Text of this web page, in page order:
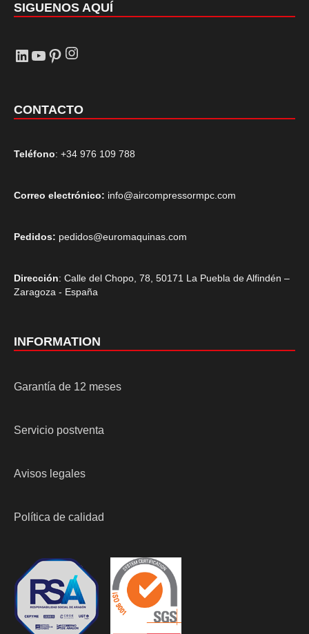
SIGUENOS AQUÍ
LinkedIn
YouTube
Pinterest
Instagram
CONTACTO
Teléfono: +34 976 109 788
Correo electrónico: info@aircompressormpc.com
Pedidos: pedidos@euromaquinas.com
Dirección: Calle del Chopo, 78, 50171 La Puebla de Alfindén –
Zaragoza - España
INFORMATION
Garantía de 12 meses
Servicio postventa
Avisos legales
Política de calidad